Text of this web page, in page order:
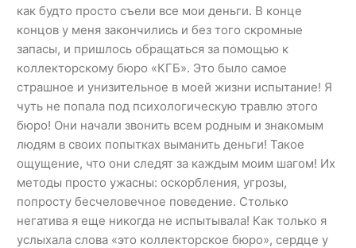
как будто просто съели все мои деньги. В конце
концов у меня закончились и без того скромные
запасы, и пришлось обращаться за помощью к
коллекторскому бюро «КГБ». Это было самое
страшное и унизительное в моей жизни испытание! Я
чуть не попала под психологическую травлю этого
бюро! Они начали звонить всем родным и знакомым
людям в своих попытках выманить деньги! Такое
ощущение, что они следят за каждым моим шагом! Их
методы просто ужасны: оскорбления, угрозы,
попросту бесчеловечное поведение. Столько
негатива я еще никогда не испытывала! Как только я
услыхала слова «это коллекторское бюро», сердце у